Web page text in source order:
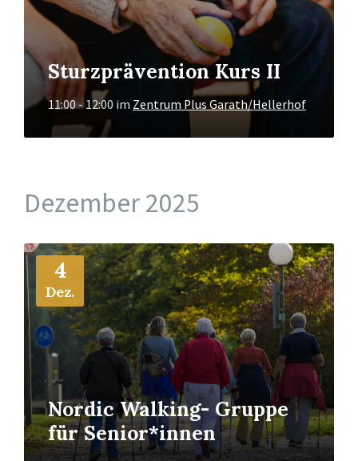
Sturzprävention Kurs II
11:00 - 12:00 im Zentrum Plus Garath/Hellerhof
Dezember 2025
4
Dez.
Nordic Walking- Gruppe
für Senior*innen
Mehr
Info